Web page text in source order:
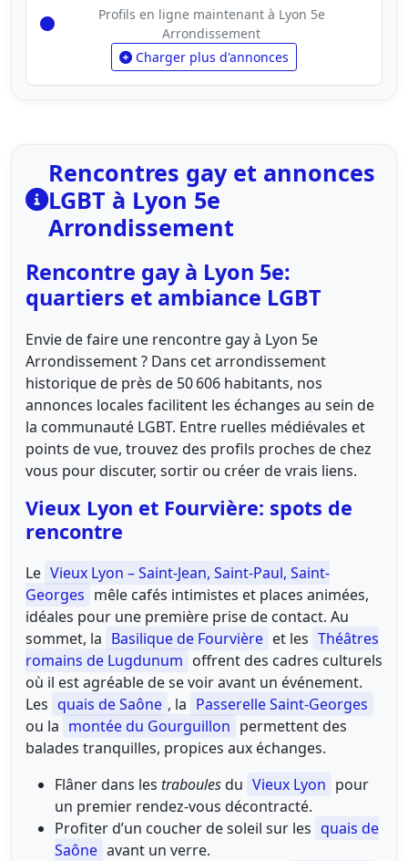
Profils en ligne maintenant à Lyon 5e
Arrondissement
Charger plus d'annonces
Rencontres gay et annonces
LGBT à Lyon 5e
Arrondissement
Rencontre gay à Lyon 5e:
quartiers et ambiance LGBT
Envie de faire une rencontre gay à Lyon 5e
Arrondissement ? Dans cet arrondissement
historique de près de 50 606 habitants, nos
annonces locales facilitent les échanges au sein de
la communauté LGBT. Entre ruelles médiévales et
points de vue, trouvez des profils proches de chez
vous pour discuter, sortir ou créer de vrais liens.
Vieux Lyon et Fourvière: spots de
rencontre
Le Vieux Lyon – Saint-Jean, Saint-Paul, Saint-
Georges mêle cafés intimistes et places animées,
idéales pour une première prise de contact. Au
sommet, la Basilique de Fourvière et les Théâtres
romains de Lugdunum offrent des cadres culturels
où il est agréable de se voir avant un événement.
Les quais de Saône , la Passerelle Saint-Georges
ou la montée du Gourguillon permettent des
balades tranquilles, propices aux échanges.
Flâner dans les traboulesdu Vieux Lyon pour
un premier rendez-vous décontracté.
Profiter d’un coucher de soleil sur les quais de
Saône avant un verre.